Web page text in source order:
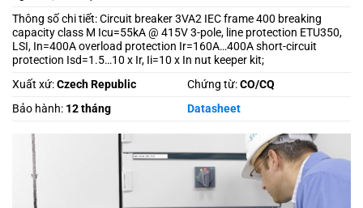
Thông số chi tiết: Circuit breaker 3VA2 IEC frame 400 breaking
capacity class M Icu=55kA @ 415V 3-pole, line protection ETU350,
LSI, In=400A overload protection Ir=160A…400A short-circuit
protection Isd=1.5…10 x Ir, Ii=10 x In nut keeper kit;
Xuất xứ:Czech Republic Chứng từ:CO/CQ
Bảo hành: 12 tháng Datasheet